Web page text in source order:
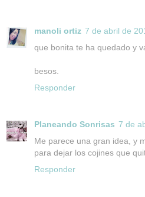
manoli ortiz 7 de abril de
que bonita te ha quedado y
besos.
Responder
Planeando Sonrisas 7 de
Me parece una gran idea, y
para dejar los cojines que
Responder